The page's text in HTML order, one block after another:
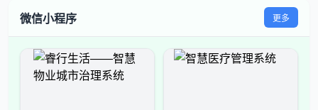
微信小程序 更多